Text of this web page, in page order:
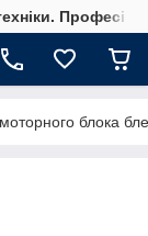
блока